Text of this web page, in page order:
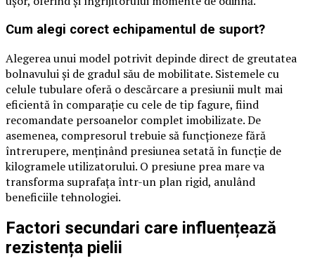
Cum alegi corect echipamentul de suport?
Alegerea unui model potrivit depinde direct de greutatea
bolnavului și de gradul său de mobilitate. Sistemele cu
celule tubulare oferă o descărcare a presiunii mult mai
eficientă în comparație cu cele de tip fagure, fiind
recomandate persoanelor complet imobilizate. De
asemenea, compresorul trebuie să funcționeze fără
întrerupere, menținând presiunea setată în funcție de
kilogramele utilizatorului. O presiune prea mare va
transforma suprafața într-un plan rigid, anulând
beneficiile tehnologiei.
Factori secundari care influențează
rezistența pielii